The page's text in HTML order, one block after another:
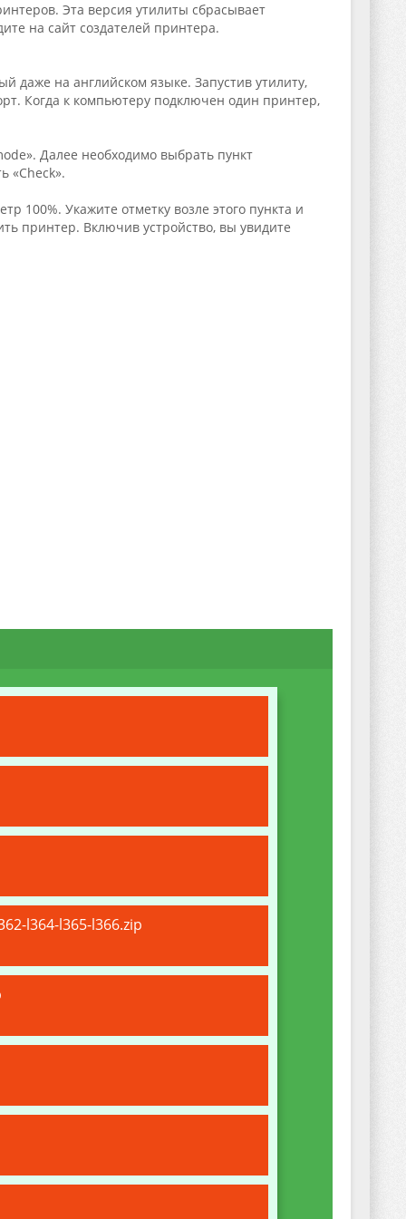
Эта версия утилиты сбрасывает
на сайт создателей принтера.
даже на английском языке. Запустив утилиту,
Когда к компьютеру подключен один принтер,
Далее необходимо выбрать пункт
«Check».
100%. Укажите отметку возле этого пункта и
принтер. Включив устройство, вы увидите
l364-l365-l366.zip